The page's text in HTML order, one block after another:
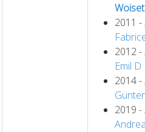
2011 -
2012 -
Emil D
2014 -
2019 -